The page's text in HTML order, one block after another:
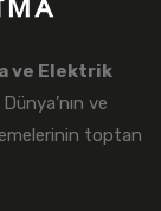
ve Elektrik
ve
toptan